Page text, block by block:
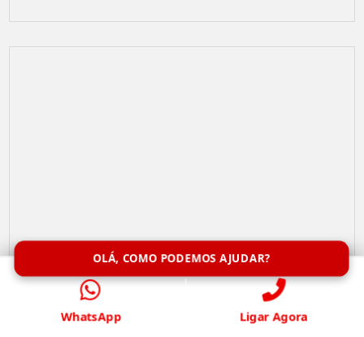
OLÁ, COMO PODEMOS AJUDAR?
WhatsApp Ligar Agora